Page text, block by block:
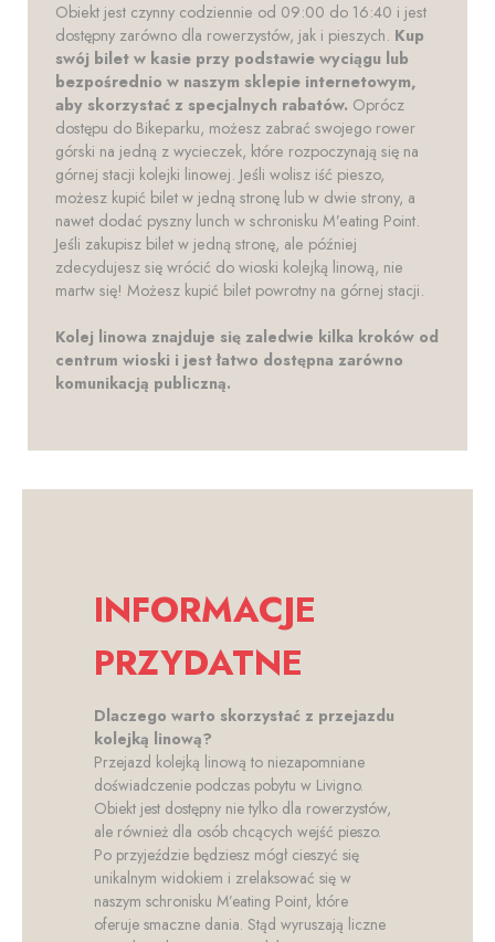
Obiekt jest czynny codziennie od 09:00 do 16:40 i jest
dostępny zarówno dla rowerzystów, jak i pieszych. Kup
swój bilet w kasie przy podstawie wyciągu lub
bezpośrednio w naszym sklepie internetowym,
aby skorzystać z specjalnych rabatów. Oprócz
dostępu do Bikeparku, możesz zabrać swojego rower
górski na jedną z wycieczek, które rozpoczynają się na
górnej stacji kolejki linowej. Jeśli wolisz iść pieszo,
możesz kupić bilet w jedną stronę lub w dwie strony, a
nawet dodać pyszny lunch w schronisku M’eating Point.
Jeśli zakupisz bilet w jedną stronę, ale później
zdecydujesz się wrócić do wioski kolejką linową, nie
martw się! Możesz kupić bilet powrotny na górnej stacji.
Kolej linowa znajduje się zaledwie kilka kroków od
centrum wioski i jest łatwo dostępna zarówno
komunikacją publiczną.
INFORMACJE
PRZYDATNE
Dlaczego warto skorzystać z przejazdu
kolejką linową?
Przejazd kolejką linową to niezapomniane
doświadczenie podczas pobytu w Livigno.
Obiekt jest dostępny nie tylko dla rowerzystów,
ale również dla osób chcących wejść pieszo.
Po przyjeździe będziesz mógł cieszyć się
unikalnym widokiem i zrelaksować się w
naszym schronisku M’eating Point, które
oferuje smaczne dania. Stąd wyruszają liczne